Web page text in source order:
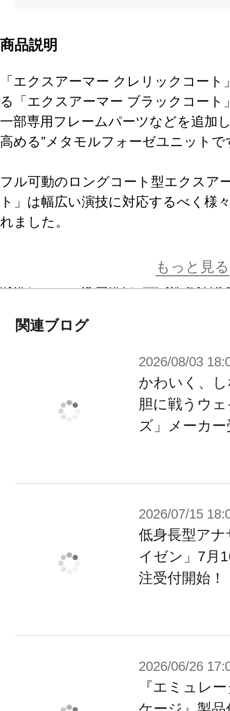
商品説明
「エクスアーマー クレリックコー
る「エクスアーマー ブラックコート
一部専用フレームパーツなどを追加
高める”メタモルフォーゼユニットで
フル可動のロングコート型エクスア
ト」は幅広い演技に対応するべく様
れました。
「頭部用」「胸部用」「脚部用」ア
ー専用パーツとなっています。
スカートアーマーは一部選択式で組
専用フレームを使うことで
2種類のアタッチメントを使い分け
※男性型用と女性型用を同時に組み
またすべてのキャラクターへの対応
いません。
・エクスアーマークレリックコート
もっと見る
関連ブログ
2026/08/03
かわいく、
胆に戦うウ
ズ」メーカ
2026/07/15
低身長型ア
イゼン」7月
注受付開始！
2026/06/26
『エミュレ